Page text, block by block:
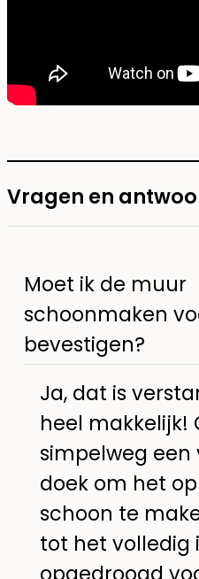
Vragen en
Moet ik de muur
schoonmaken
bevestigen?
Ja, dat is
heel makkelijk!
simpelweg
doek om het
schoon te
tot het volledig